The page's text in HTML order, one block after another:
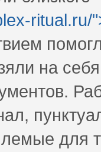
ritual.ru/
на
для